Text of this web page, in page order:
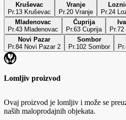
Kruševac
Pr.13 Kruševac
Vranje
Pr.20 Vranje
Pr.24
Mladenovac
Pr.43 Mladenovac
Ćuprija
Pr.63 Cuprija
Novi Pazar
Pr.84 Novi Pazar 2
Sombor
Pr.102 Sombor
Lomljiv proizvod
Ovaj proizvod je lomljiv i može se
naših maloprodajnih objekata.